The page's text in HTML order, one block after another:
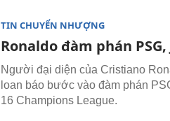
TIN CHUYỂN NHƯỢNG
Ronaldo đàm phán
Người đại diện của Cristiano
loan báo bước vào đàm phán
16 Champions League.